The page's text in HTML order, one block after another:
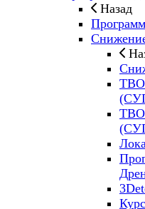
Назад